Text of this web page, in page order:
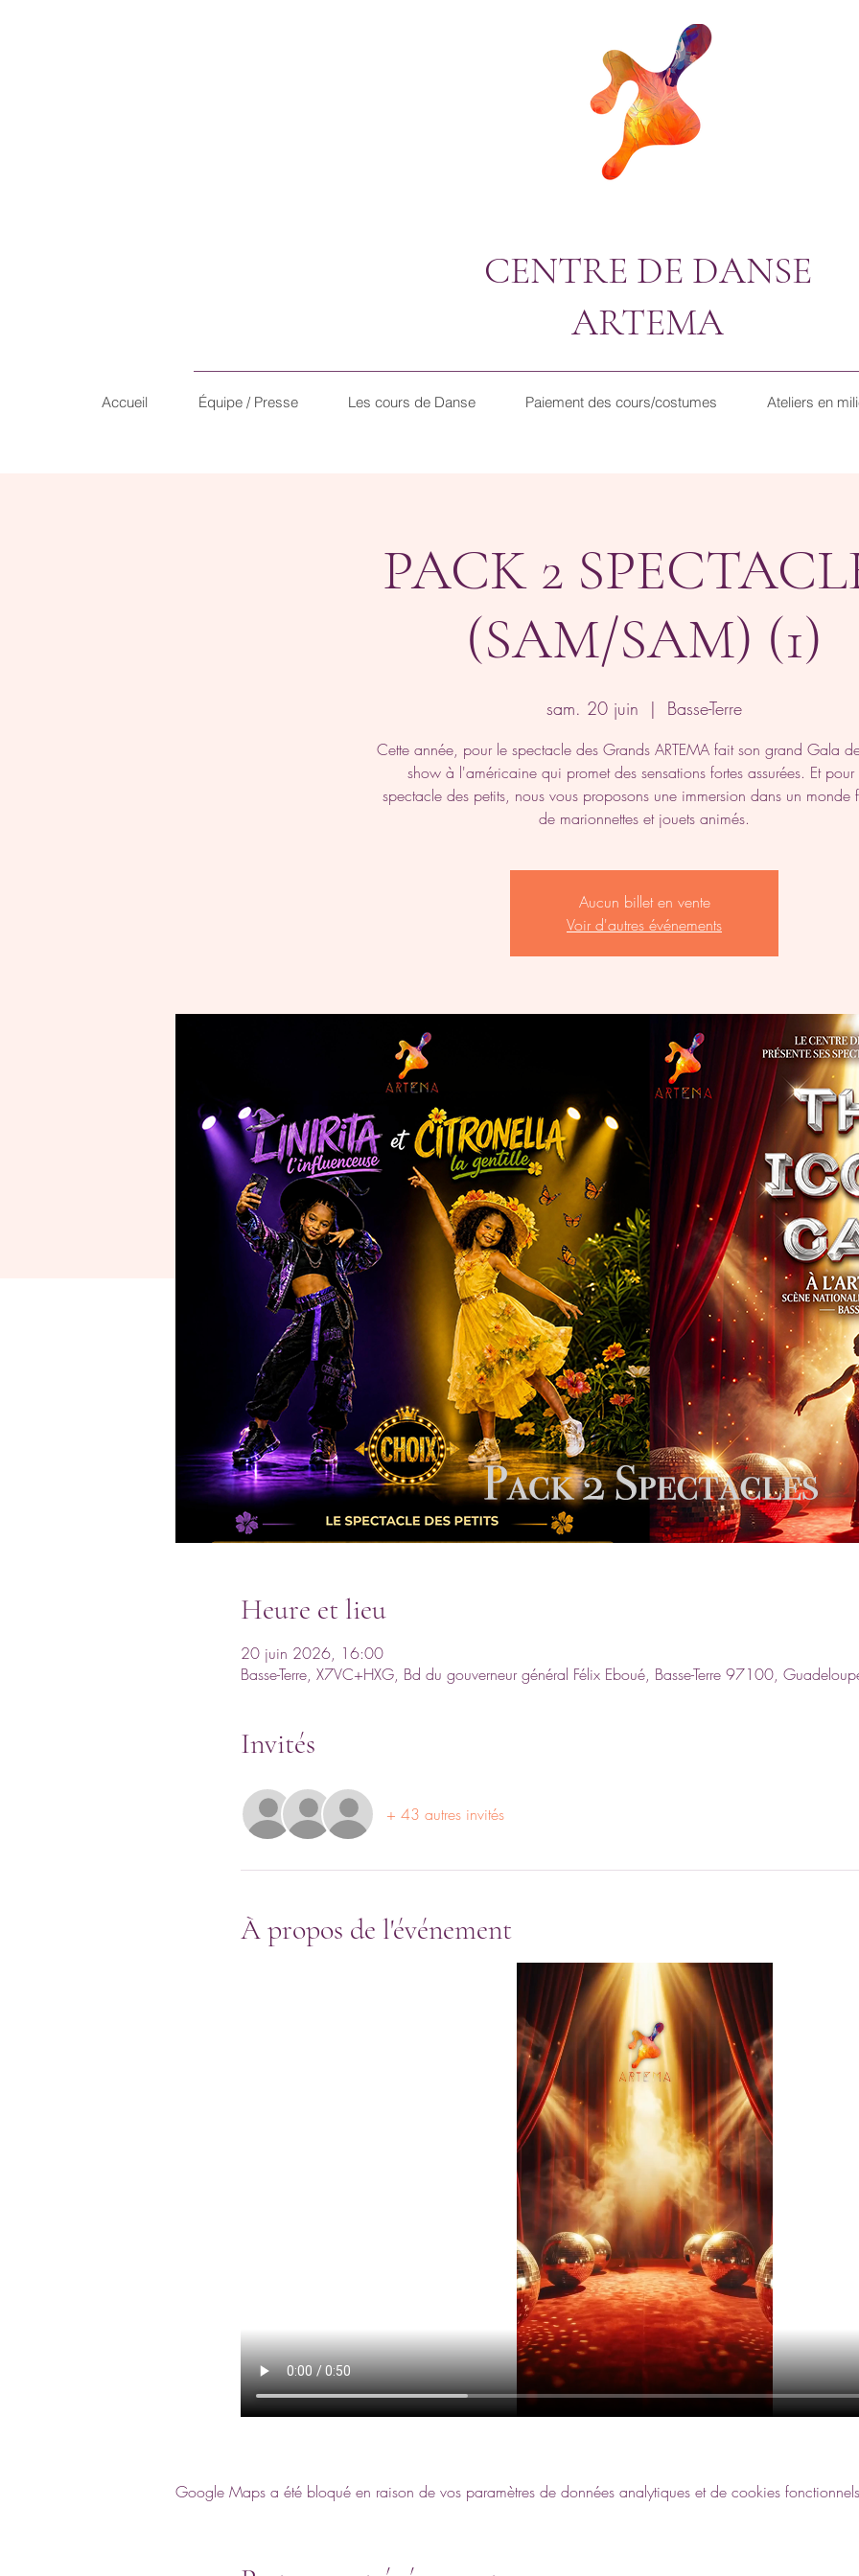
CENTRE DE DANSE
ARTEMA
Accueil Équipe / Presse Les cours de Danse Paiement des cours/costumes Ateliers en
PACK 2
(SAM/SAM) (1)
sam. 20 juin
  |
Basse-Terre
Cette année, pour le spectacle des Grands ARTEMA fait son grand Gala
show à l'américaine qui promet des sensations fortes assurées. Et pour
spectacle des petits, nous vous proposons une immersion dans un monde
de marionnettes et jouets animés.
Aucun billet en vente
Voir d'autres événements
Heure et lieu
20 juin 2026, 16:00
Basse-Terre, X7VC+HXG, Bd du gouverneur général Félix Eboué, Basse-Terre 97100,
Invités
+ 43 autres invités
À propos de l'événement
Google Maps a été bloqué en raison de vos paramètres de données analytiques et de cookies